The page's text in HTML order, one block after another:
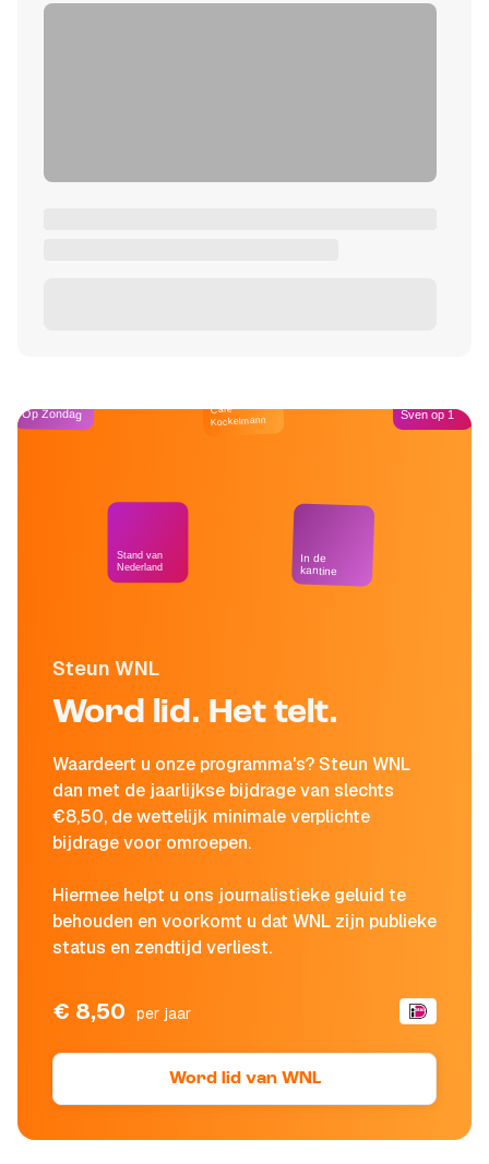
Steun WNL
Word lid. Het telt.
Waardeert u onze programma's? Steun WNL
dan met de jaarlijkse bijdrage van slechts
€8,50, de wettelijk minimale verplichte
bijdrage voor omroepen.
Hiermee helpt u ons journalistieke geluid te
behouden en voorkomt u dat WNL zijn publieke
status en zendtijd verliest.
€ 8,50 per jaar
Word lid van WNL
Op Zondag
Stand van
Nederland
Café
Kockelmann
In de
kantine
Sven op 1